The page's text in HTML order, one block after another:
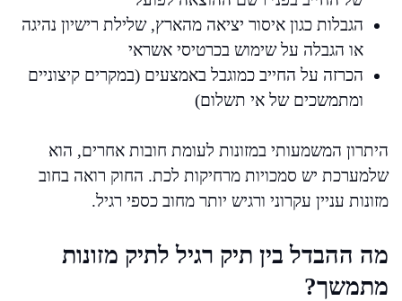
הגבלות כגון איסור יציאה מהארץ, שלילת רישיון נהיגה
או הגבלה על שימוש בכרטיסי אשראי
הכרזה על החייב כמוגבל באמצעים (במקרים קיצוניים
ומתמשכים של אי תשלום)
היתרון המשמעותי במזונות לעומת חובות אחרים, הוא
שלמערכת יש סמכויות מרחיקות לכת. החוק רואה בחוב
מזונות עניין עקרוני ורגיש יותר מחוב כספי רגיל.
מה ההבדל בין תיק רגיל לתיק מזונות
מתמשך?